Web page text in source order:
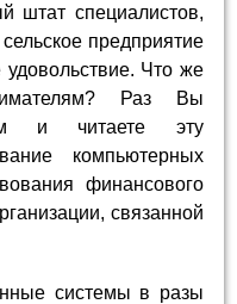
штат специалистов,
предприятие
удовольствие. Что же
Раз Вы
и читаете эту
компьютерных
финансового
связанной
системы в разы